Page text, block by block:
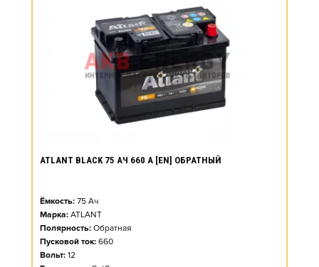
ATLANT BLACK 75 АЧ 660 А [EN] ОБРАТНЫЙ
Ёмкость: 75 Ач
Марка: ATLANT
Полярность: Обратная
Пусковой ток: 660
Вольт: 12